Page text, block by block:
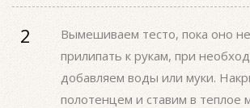
Вымешиваем тесто, пока оно
прилипать к рукам, при
добавляем воды или муки.
полотенцем и ставим в теплое